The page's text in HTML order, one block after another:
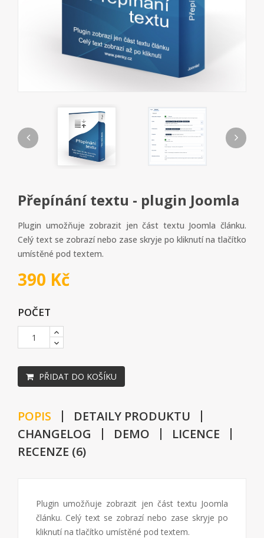
Přepínání textu - plugin Joomla
Plugin umožňuje zobrazit jen část textu Joomla článku.
Celý text se zobrazí nebo zase skryje po kliknutí na tlačítko
umístěné pod textem.
390 Kč
POČET
PŘIDAT DO KOŠÍKU
POPIS
DETAILY PRODUKTU
CHANGELOG
DEMO
LICENCE
RECENZE (6)
Plugin umožňuje zobrazit jen část textu Joomla
článku. Celý text se zobrazí nebo zase skryje po
kliknutí na tlačítko umístěné pod textem.